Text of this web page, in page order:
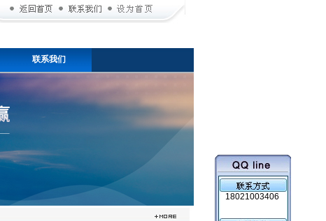
联系我们
18021003406